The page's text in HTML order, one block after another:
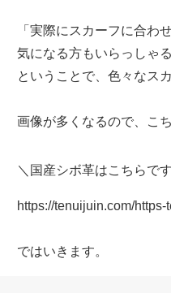
「実際にスカーフに合わ
気になる方もいらっしゃる
ということで、色々なス
画像が多くなるので、こ
＼国産シボ革はこちらで
https://tenuijuin.com/
ではいきます。